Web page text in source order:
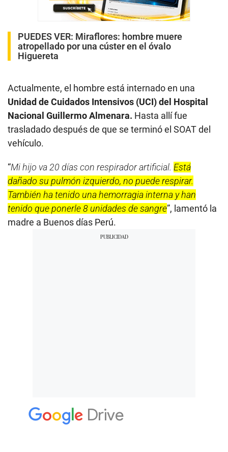
PUEDES VER: Miraflores: hombre muere
atropellado por una cúster en el óvalo
Higuereta
Actualmente, el hombre está internado en una
Unidad de Cuidados Intensivos (UCI) del Hospital
Nacional Guillermo Almenara. Hasta allí fue
trasladado después de que se terminó el SOAT del
vehículo.
“Mi hijo va 20 días con respirador artificial. Está
dañado su pulmón izquierdo, no puede respirar.
También ha tenido una hemorragia interna y han
tenido que ponerle 8 unidades de sangre”, lamentó la
madre a Buenos días Perú.